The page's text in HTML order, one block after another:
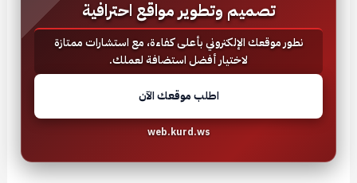
تصميم وتطوير مواقع احترافية
نطور موقعك الإلكتروني بأعلى كفاءة، مع استشارات ممتازة
لاختيار أفضل استضافة لعملك.
اطلب موقعك الآن
web.kurd.ws